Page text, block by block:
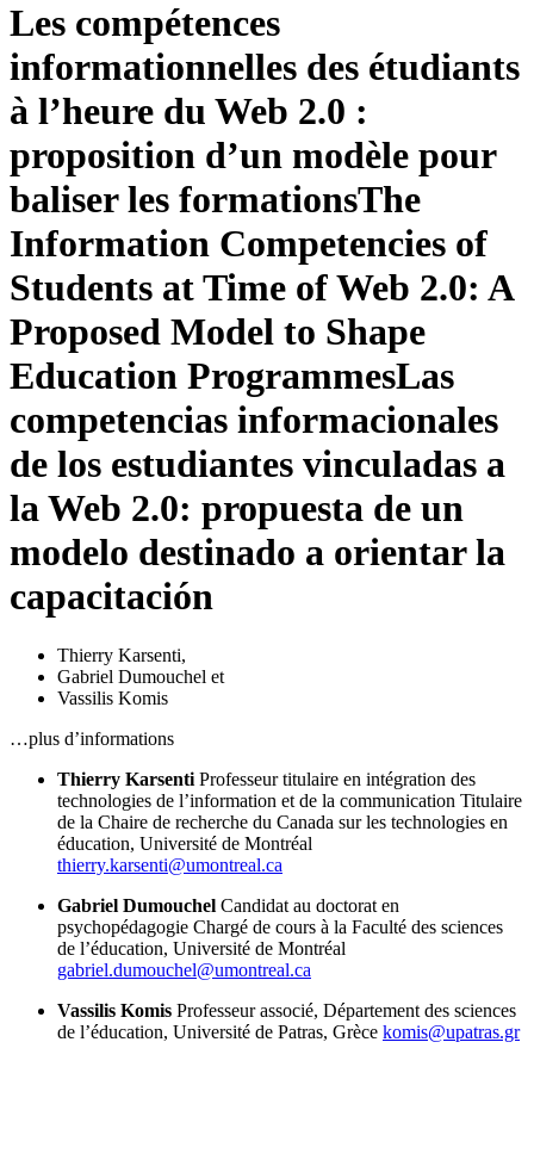
Les compétences
informationnelles des étudiants
à l’heure du Web 2.0 :
proposition d’un modèle pour
baliser les formationsThe
Information Competencies of
Students at Time of Web 2.0: A
Proposed Model to Shape
Education ProgrammesLas
competencias informacionales
de los estudiantes vinculadas a
la Web 2.0: propuesta de un
modelo destinado a orientar la
capacitación
Thierry Karsenti,
Gabriel Dumouchel et
Vassilis Komis
…plus d’informations
Thierry Karsenti Professeur titulaire en intégration des
technologies de l’information et de la communication Titulaire
de la Chaire de recherche du Canada sur les technologies en
éducation, Université de Montréal
thierry.karsenti@umontreal.ca
Gabriel Dumouchel Candidat au doctorat en
psychopédagogie Chargé de cours à la Faculté des sciences
de l’éducation, Université de Montréal
gabriel.dumouchel@umontreal.ca
Vassilis Komis Professeur associé, Département des sciences
de l’éducation, Université de Patras, Grèce komis@upatras.gr